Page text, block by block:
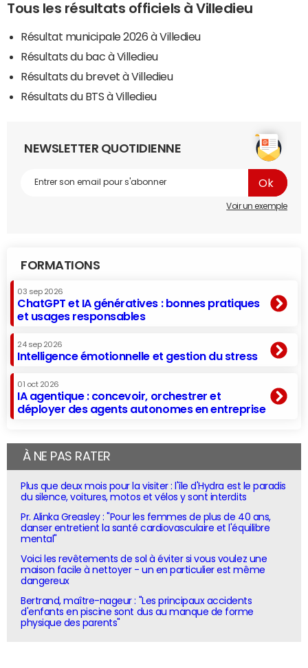
Tous les résultats officiels à Villedieu
Résultat municipale 2026 à Villedieu
Résultats du bac à Villedieu
Résultats du brevet à Villedieu
Résultats du BTS à Villedieu
NEWSLETTER QUOTIDIENNE
Voir un exemple
FORMATIONS
03 sep 2026
ChatGPT et IA génératives : bonnes pratiques
et usages responsables
24 sep 2026
Intelligence émotionnelle et gestion du stress
01 oct 2026
IA agentique : concevoir, orchestrer et
déployer des agents autonomes en entreprise
À NE PAS RATER
Plus que deux mois pour la visiter : l'île d'Hydra est le paradis
du silence, voitures, motos et vélos y sont interdits
Pr. Alinka Greasley : "Pour les femmes de plus de 40 ans,
danser entretient la santé cardiovasculaire et l'équilibre
mental"
Voici les revêtements de sol à éviter si vous voulez une
maison facile à nettoyer - un en particulier est même
dangereux
Bertrand, maître-nageur : "Les principaux accidents
d'enfants en piscine sont dus au manque de forme
physique des parents"